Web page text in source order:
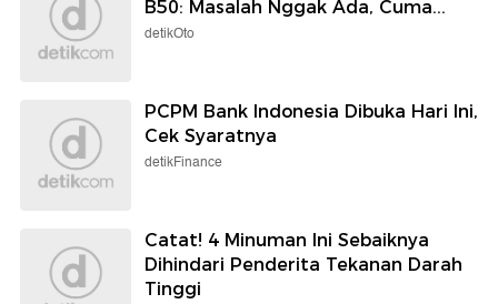
B50: Masalah Nggak Ada, Cuma...
detikOto
PCPM Bank Indonesia Dibuka Hari Ini,
Cek Syaratnya
detikFinance
Catat! 4 Minuman Ini Sebaiknya
Dihindari Penderita Tekanan Darah
Tinggi